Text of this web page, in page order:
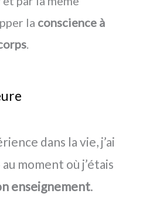
la conscience à
.
dans la vie, j’ai
moment où j’étais
enseignement.